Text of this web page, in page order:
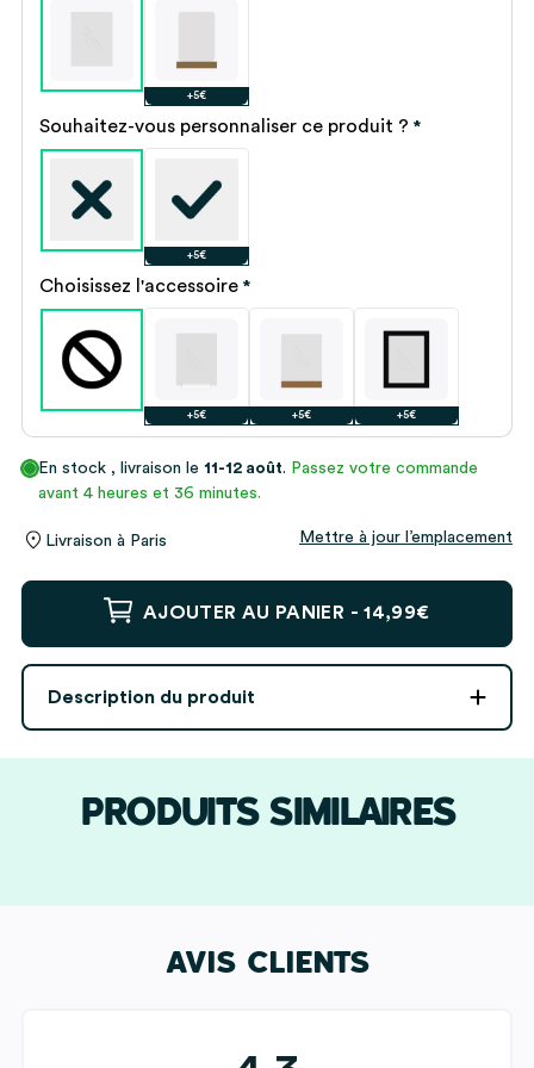
+5€
Souhaitez-vous personnaliser ce produit ? *
+5€
Choisissez l'accessoire *
+5€ +5€ +5€
En stock , livraison le11-12 août. Passez votre commande
avant 4 heures et 36 minutes.
Livraison à Paris Mettre à jour l’emplacement
quantité
Plaque
personnalisée
AJOUTER AU PANIER - 14,99€
Description du produit
PRODUITS SIMILAIRES
AVIS CLIENTS